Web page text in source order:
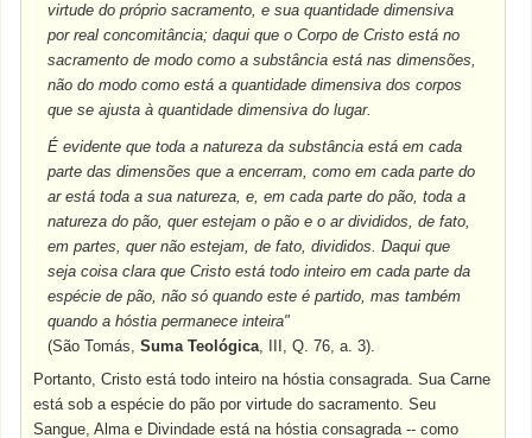
virtude do próprio sacramento, e sua quantidade dimensiva
por real concomitância; daqui que o Corpo de Cristo está no
sacramento de modo como a substância está nas dimensões,
não do modo como está a quantidade dimensiva dos corpos
que se ajusta à quantidade dimensiva do lugar.
É evidente que toda a natureza da substância está em cada
parte das dimensões que a encerram, como em cada parte do
ar está toda a sua natureza, e, em cada parte do pão, toda a
natureza do pão, quer estejam o pão e o ar divididos, de fato,
em partes, quer não estejam, de fato, divididos. Daqui que
seja coisa clara que Cristo está todo inteiro em cada parte da
espécie de pão, não só quando este é partido, mas também
quando a hóstia permanece inteira"
(São Tomás,Suma Teológica, III, Q. 76, a. 3).
Portanto, Cristo está todo inteiro na hóstia consagrada. Sua Carne
está sob a espécie do pão por virtude do sacramento. Seu
Sangue, Alma e Divindade está na hóstia consagrada -- como